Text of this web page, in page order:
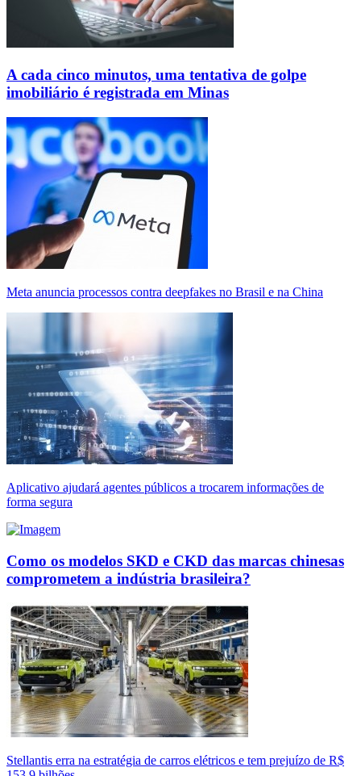
A cada cinco minutos, uma tentativa de golpe
imobiliário é registrada em Minas
Meta anuncia processos contra deepfakes no Brasil e na China
Aplicativo ajudará agentes públicos a trocarem informações de
forma segura
Como os modelos SKD e CKD das marcas chinesas
comprometem a indústria brasileira?
Stellantis erra na estratégia de carros elétricos e tem prejuízo de R$